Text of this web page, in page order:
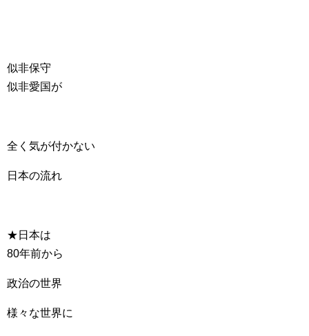
似非保守
似非愛国が
全く気が付かない
日本の流れ
★日本は
80年前から
政治の世界
様々な世界に